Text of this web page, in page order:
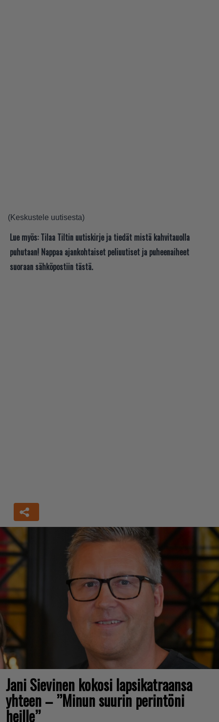
(Keskustele uutisesta)
Lue myös: Tilaa Tiltin uutiskirje ja tiedät mistä kahvitauolla
puhutaan! Nappaa ajankohtaiset peliuutiset ja puheenaiheet
suoraan sähköpostiin tästä.
Jani Sievinen kokosi lapsikatraansa
yhteen – ”Minun suurin perintöni
heille”